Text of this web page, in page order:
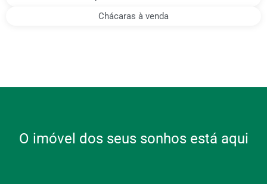
Chácaras à venda
O imóvel dos seus sonhos está aqui